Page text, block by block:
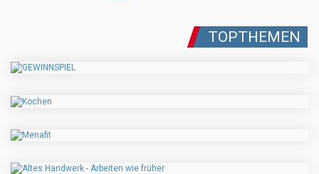
TOPTHEMEN